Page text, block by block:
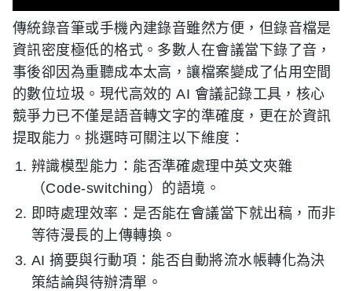
傳統錄音筆或手機內建錄音雖然方便，但錄音檔是
資訊密度極低的格式。多數人在會議當下錄了音，
事後卻因為重聽成本太高，讓檔案變成了佔用空間
的數位垃圾。現代高效的 AI 會議記錄工具，核心
競爭力已不僅是語音轉文字的準確度，更在於資訊
提取能力。挑選時可關注以下維度：
辨識模型能力：能否準確處理中英文夾雜
（Code-switching）的語境。
即時處理效率：是否能在會議當下就出稿，而非
等待漫長的上傳轉換。
AI 摘要與行動項：能否自動將流水帳轉化為決
策結論與待辦清單。